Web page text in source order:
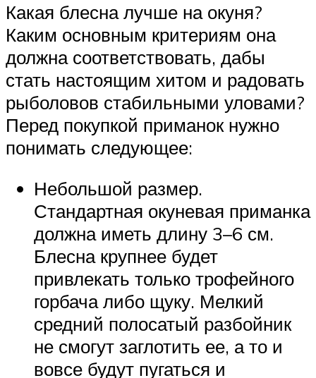
Какая блесна лучше на окуня?
Каким основным критериям она
должна соответствовать, дабы
стать настоящим хитом и радовать
рыболовов стабильными уловами?
Перед покупкой приманок нужно
понимать следующее:
Небольшой размер.
Стандартная окуневая приманка
должна иметь длину 3–6 см.
Блесна крупнее будет
привлекать только трофейного
горбача либо щуку. Мелкий
средний полосатый разбойник
не смогут заглотить ее, а то и
вовсе будут пугаться и